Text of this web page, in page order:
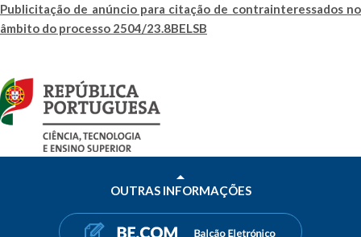
Publicitação de anúncio para citação de contrainteressados no
âmbito do processo 2504/23.8BELSB
OUTRAS INFORMAÇÕES